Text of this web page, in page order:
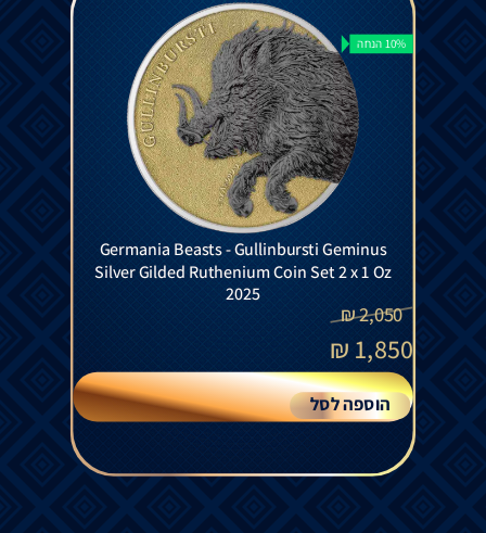
10% הנחה
Germania Beasts - Gullinbursti Geminus
Silver Gilded Ruthenium Coin Set 2 x 1 Oz
2025
2,050
₪
1,850
₪
הוספה לסל